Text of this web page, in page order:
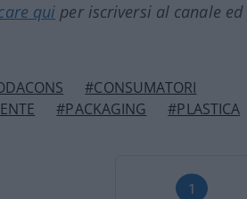
qui per iscriversi al canale ed
#CONSUMATORI
#PACKAGING
#PLASTICA
1